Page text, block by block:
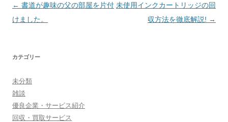
投稿ナビゲーション
← 書道が趣味の父の部屋を片付
けました。
未使用インクカートリッジの回
収方法を徹底解説! →
カテゴリー
未分類
雑談
優良企業・サービス紹介
回収・買取サービス